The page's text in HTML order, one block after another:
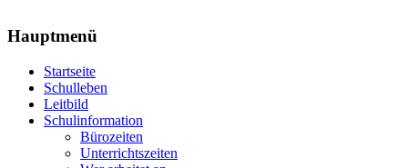
Hauptmenü
Startseite
Schulleben
Leitbild
Schulinformation
Bürozeiten
Unterrichtszeiten